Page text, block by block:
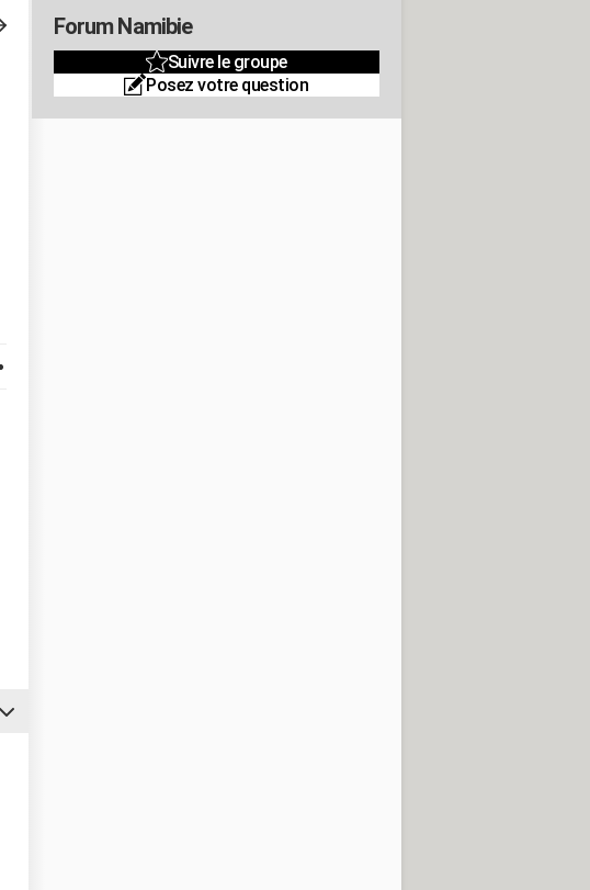
Forum Namibie
Suivre le groupe
Posez votre question